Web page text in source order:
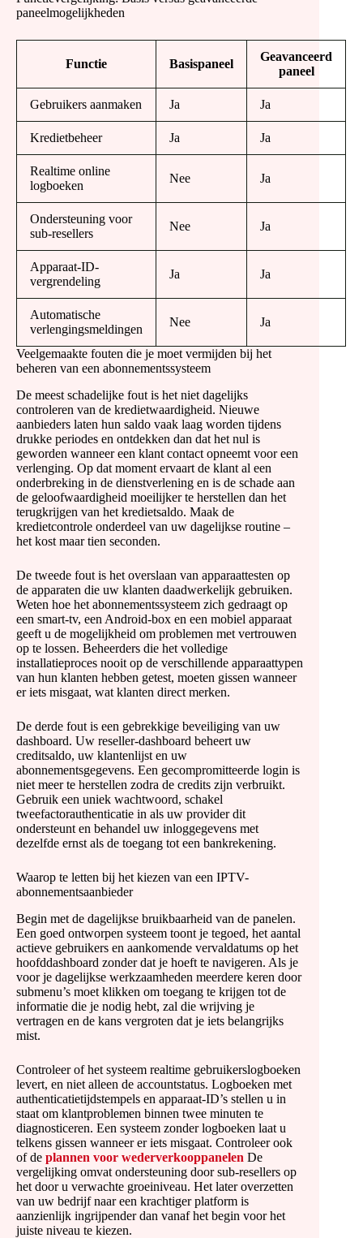
paneelmogelijkheden
Functie Basispaneel
Geavanceerd
paneel
Gebruikers aanmaken Ja Ja
Kredietbeheer Ja Ja
Realtime online
logboeken
Nee Ja
Ondersteuning voor
sub-resellers
Nee Ja
Apparaat-ID-
vergrendeling
Ja Ja
Automatische
verlengingsmeldingen
Nee Ja
Veelgemaakte fouten die je moet vermijden bij het
beheren van een abonnementssysteem
De meest schadelijke fout is het niet dagelijks
controleren van de kredietwaardigheid. Nieuwe
aanbieders laten hun saldo vaak laag worden tijdens
drukke periodes en ontdekken dan dat het nul is
geworden wanneer een klant contact opneemt voor een
verlenging. Op dat moment ervaart de klant al een
onderbreking in de dienstverlening en is de schade aan
de geloofwaardigheid moeilijker te herstellen dan het
terugkrijgen van het kredietsaldo. Maak de
kredietcontrole onderdeel van uw dagelijkse routine –
het kost maar tien seconden.
De tweede fout is het overslaan van apparaattesten op
de apparaten die uw klanten daadwerkelijk gebruiken.
Weten hoe het abonnementssysteem zich gedraagt ​​op
een smart-tv, een Android-box en een mobiel apparaat
geeft u de mogelijkheid om problemen met vertrouwen
op te lossen. Beheerders die het volledige
installatieproces nooit op de verschillende apparaattypen
van hun klanten hebben getest, moeten gissen wanneer
er iets misgaat, wat klanten direct merken.
De derde fout is een gebrekkige beveiliging van uw
dashboard. Uw reseller-dashboard beheert uw
creditsaldo, uw klantenlijst en uw
abonnementsgegevens. Een gecompromitteerde login is
niet meer te herstellen zodra de credits zijn verbruikt.
Gebruik een uniek wachtwoord, schakel
tweefactorauthenticatie in als uw provider dit
ondersteunt en behandel uw inloggegevens met
dezelfde ernst als de toegang tot een bankrekening.
Waarop te letten bij het kiezen van een IPTV-
abonnementsaanbieder
Begin met de dagelijkse bruikbaarheid van de panelen.
Een goed ontworpen systeem toont je tegoed, het aantal
actieve gebruikers en aankomende vervaldatums op het
hoofddashboard zonder dat je hoeft te navigeren. Als je
voor je dagelijkse werkzaamheden meerdere keren door
submenu’s moet klikken om toegang te krijgen tot de
informatie die je nodig hebt, zal die wrijving je
vertragen en de kans vergroten dat je iets belangrijks
mist.
Controleer of het systeem realtime gebruikerslogboeken
levert, en niet alleen de accountstatus. Logboeken met
authenticatietijdstempels en apparaat-ID’s stellen u in
staat om klantproblemen binnen twee minuten te
diagnosticeren. Een systeem zonder logboeken laat u
telkens gissen wanneer er iets misgaat. Controleer ook
of de plannen voor wederverkooppanelen De
vergelijking omvat ondersteuning door sub-resellers op
het door u verwachte groeiniveau. Het later overzetten
van uw bedrijf naar een krachtiger platform is
aanzienlijk ingrijpender dan vanaf het begin voor het
juiste niveau te kiezen.